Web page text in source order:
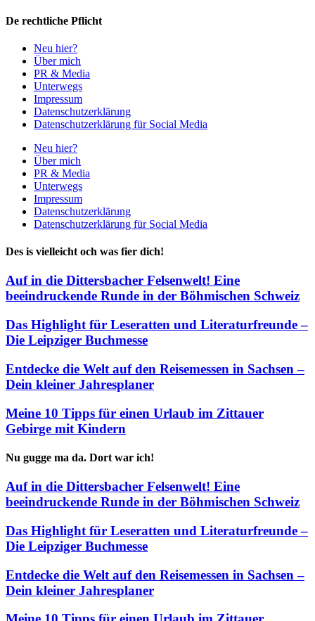
De rechtliche Pflicht
Neu hier?
Über mich
PR & Media
Unterwegs
Impressum
Datenschutzerklärung
Datenschutzerklärung für Social Media
Neu hier?
Über mich
PR & Media
Unterwegs
Impressum
Datenschutzerklärung
Datenschutzerklärung für Social Media
Des is vielleicht och was fier dich!
Auf in die Dittersbacher Felsenwelt! Eine
beeindruckende Runde in der Böhmischen Schweiz
Das Highlight für Leseratten und Literaturfreunde –
Die Leipziger Buchmesse
Entdecke die Welt auf den Reisemessen in Sachsen –
Dein kleiner Jahresplaner
Meine 10 Tipps für einen Urlaub im Zittauer
Gebirge mit Kindern
Nu gugge ma da. Dort war ich!
Auf in die Dittersbacher Felsenwelt! Eine
beeindruckende Runde in der Böhmischen Schweiz
Das Highlight für Leseratten und Literaturfreunde –
Die Leipziger Buchmesse
Entdecke die Welt auf den Reisemessen in Sachsen –
Dein kleiner Jahresplaner